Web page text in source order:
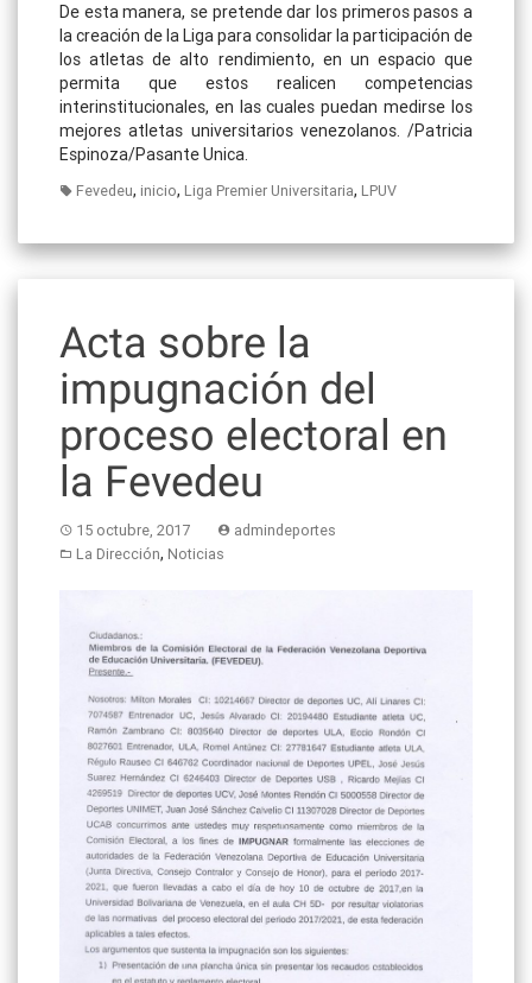
De esta manera, se pretende dar los primeros pasos a
la creación de la Liga para consolidar la participación de
los atletas de alto rendimiento, en un espacio que
permita que estos realicen competencias
interinstitucionales, en las cuales puedan medirse los
mejores atletas universitarios venezolanos. /Patricia
Espinoza/Pasante Unica.
Fevedeu, inicio, Liga Premier Universitaria, LPUV
Acta sobre la
impugnación del
proceso electoral en
la Fevedeu
15 octubre, 2017
admindeportes
La Dirección, Noticias